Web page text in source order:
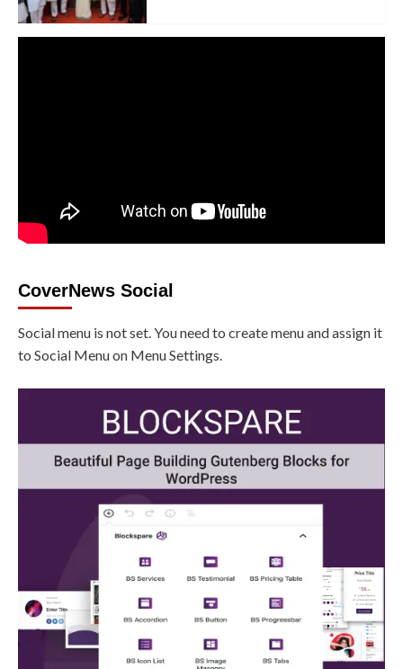
CoverNews Social
Social menu is not set. You need to create menu and assign it
to Social Menu on Menu Settings.